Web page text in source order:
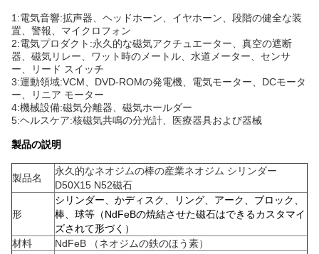
1:電気音響:拡声器、ヘッドホーン、イヤホーン、段階の健全な装
置、警報、マイクロフォン
2:電気プロダクト:永久的な磁気アクチュエーター、真空の遮断
器、磁気リレー、ワット時のメートル、水道メーター、センサ
ー、リード スイッチ
3:運動領域:VCM、DVD-ROMの発電機、電気モーター、DCモータ
ー、リニア モーター
4:機械設備:磁気分離器、磁気ホールダー
5:ヘルスケア:核磁気共鳴の分光計、医療器具および器械
製品の説明
製品名
永久的なネオジムの棒の産業ネオジム シリンダー
D50X15 N52磁石
形
シリンダー、かディスク、リング、アーク、ブロック、
棒、球等（NdFeBの焼結させた磁石はできるカスタマイ
ズされて形づく）
材料
NdFeB （ネオジムの鉄のほう素）